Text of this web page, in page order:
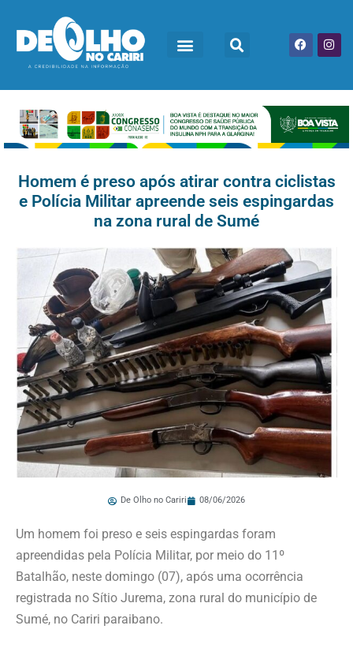
Homem é preso após atirar contra ciclistas
e Polícia Militar apreende seis espingardas
na zona rural de Sumé
De Olho no Cariri 08/06/2026
Um homem foi preso e seis espingardas foram
apreendidas pela Polícia Militar, por meio do 11º
Batalhão, neste domingo (07), após uma ocorrência
registrada no Sítio Jurema, zona rural do município de
Sumé, no Cariri paraibano.